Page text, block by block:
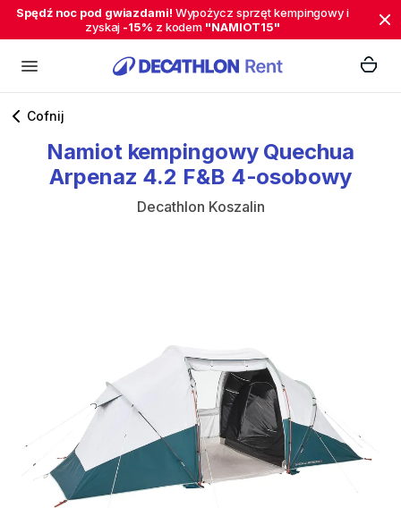
Spędź noc pod gwiazdami! Wypożycz sprzęt kempingowy i
zyskaj -15% z kodem "NAMIOT15"
Cofnij
Namiot kempingowy Quechua
Arpenaz 4.2 F&B 4-osobowy
Decathlon Koszalin